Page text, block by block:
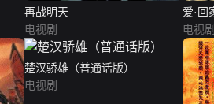
再战明天
电视剧
爱·回
电视剧
楚汉骄雄（普通话版）
电视剧